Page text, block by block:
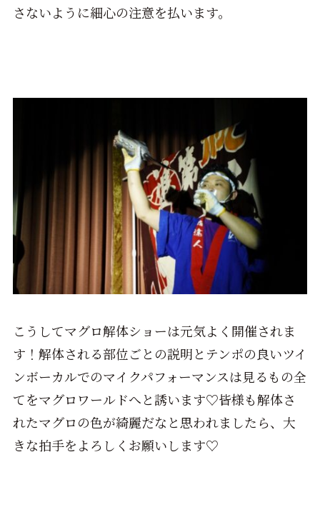
さないように細心の注意を払います。
こうしてマグロ解体ショーは元気よく開催されま
す！解体される部位ごとの説明とテンポの良いツイ
ンボーカルでのマイクパフォーマンスは見るもの全
てをマグロワールドへと誘います♡皆様も解体さ
れたマグロの色が綺麗だなと思われましたら、大
きな拍手をよろしくお願いします♡